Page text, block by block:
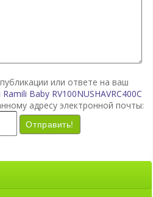
или ответе на ваш
Baby RV100NUSHAVRC400C
адресу электронной почты:
Отправить!